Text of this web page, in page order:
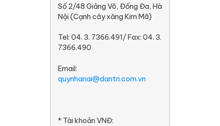
Số 2/48 Giảng Võ, Đống Đa, Hà
Nội (Cạnh cây xăng Kim Mã)
Tel: 04. 3. 7366.491/ Fax: 04. 3.
7366.490
Email:
quynhanai@dantri.com.vn
* Tài khoản VNĐ: